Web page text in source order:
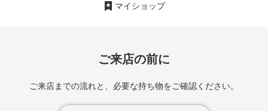
マイショップ
ご来店の前に
ご来店までの流れと、必要な持ち物をご確認ください。